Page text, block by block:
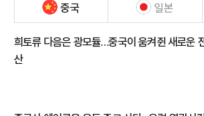
중국 일본
희토류 다음은 광모듈…중국이 움켜쥔 새로운
산